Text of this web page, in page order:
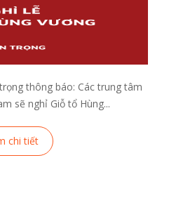
thông báo: Các trung tâm
sẽ nghỉ Giỗ tổ Hùng...
chi tiết